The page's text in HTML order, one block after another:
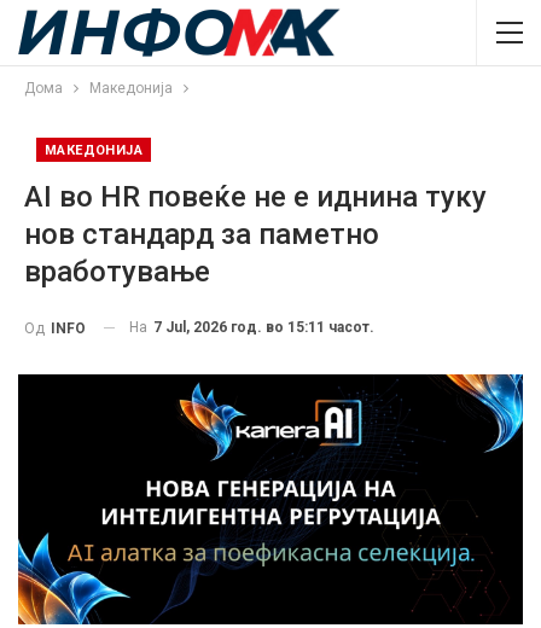
Дома Македонија
МАКЕДОНИЈА
AI во HR повеќе не е иднина туку
нов стандард за паметно
вработување
Од INFO На 7 Jul, 2026 год. во 15:11 часот.